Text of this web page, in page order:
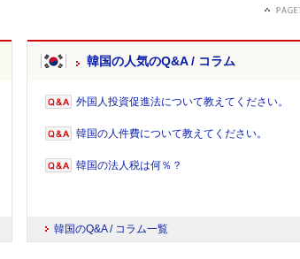
韓国の人気のQ&A / コラム
外国人投資促進法について教えてください。
韓国の人件費について教えてください。
韓国の法人税は何％？
韓国のQ&A / コラム一覧